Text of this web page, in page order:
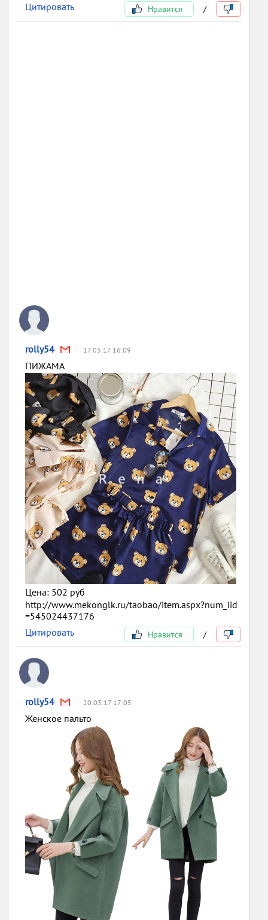
Цитировать
Нравится /
rolly54 17.03.17 16:09
ПИЖАМА
Цена: 502 руб
http://www.mekonglk.ru/taobao/item.aspx?num_iid
=545024437176
Цитировать
Нравится /
rolly54 20.03.17 17:05
Женское пальто